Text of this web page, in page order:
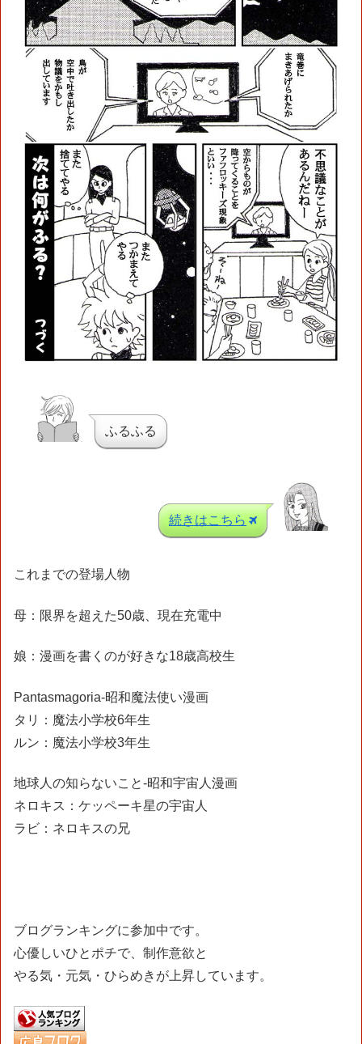
ふるふる
続きはこちら
これまでの登場人物
母：限界を超えた50歳、現在充電中
娘：漫画を書くのが好きな18歳高校生
Pantasmagoria-昭和魔法使い漫画
タリ：魔法小学校6年生
ルン：魔法小学校3年生
地球人の知らないこと-昭和宇宙人漫画
ネロキス：ケッペーキ星の宇宙人
ラビ：ネロキスの兄
ブログランキングに参加中です。
心優しいひとポチで、制作意欲と
やる気・元気・ひらめきが上昇しています。